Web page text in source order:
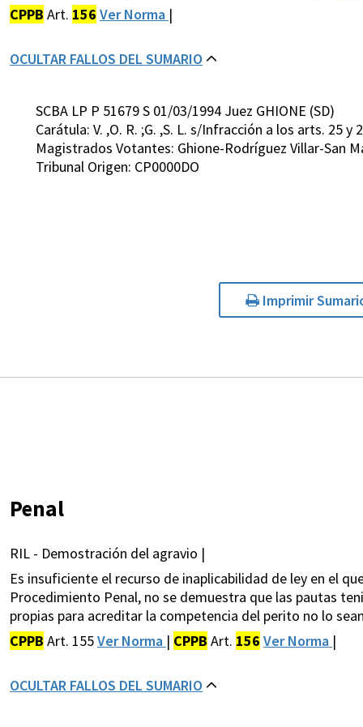
CPPB Art. 156 Ver Norma |
OCULTAR FALLOS DEL SUMARIO
SCBA LP P 51679 S 01/03/1994 Juez GHIONE (SD)
Carátula: V. ,O. R. ;G. ,S. L. s/Infracción a los arts. 25 y
Magistrados Votantes: Ghione-Rodríguez Villar-San
Tribunal Origen: CP0000DO
Imprimir
Penal
RIL - Demostración del agravio |
Es insuficiente el recurso de inaplicabilidad de ley en el
Procedimiento Penal, no se demuestra que las pautas
propias para acreditar la competencia del perito no lo
CPPB Art. 155Ver Norma | CPPB Art. 156 Ver Norma |
OCULTAR FALLOS DEL SUMARIO